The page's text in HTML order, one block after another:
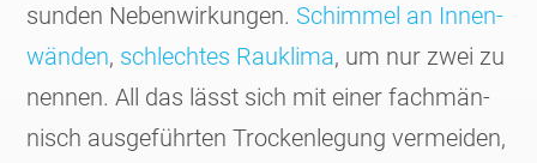
sunden Neben­wir­kungen. Schimmel an Innen­
wänden, schlechtes Rauklima, um nur zwei zu
nennen. All das lässt sich mit einer fachmän­
nisch ausge­führten Trocken­legung vermeiden,